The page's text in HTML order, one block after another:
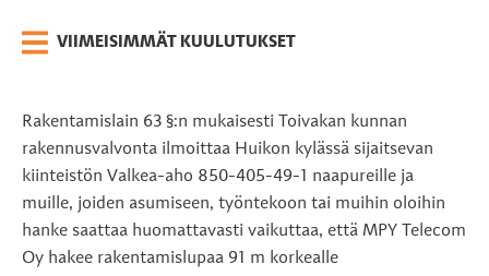
VIIMEISIMMÄT KUULUTUKSET
Rakentamislain 63 §:n mukaisesti Toivakan kunnan
rakennusvalvonta ilmoittaa Huikon kylässä sijaitsevan
kiinteistön Valkea-aho 850-405-49-1 naapureille ja
muille, joiden asumiseen, työntekoon tai muihin oloihin
hanke saattaa huomattavasti vaikuttaa, että MPY Telecom
Oy hakee rakentamislupaa 91 m korkealle